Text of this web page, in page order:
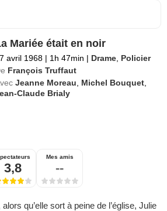
Mariée était en noir
avril 1968 | 1h 47min | Drame Policier
François Truffaut
Jeanne Moreau Michel Bouquet
Claude Brialy
3,8
Mes amis
--
qu’elle sort à peine de l’église, Julie